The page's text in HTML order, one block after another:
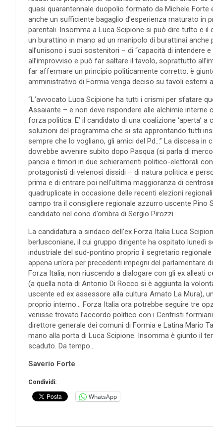
quasi quarantennale duopolio formato da Michele
anche un sufficiente bagaglio d’esperienza maturato in
parentali. Insomma a Luca Scipione si può dire tutto e
un burattino in mano ad un manipolo di burattinai
all’unisono i suoi sostenitori – di “capacità di intendere
all’improvviso e può far saltare il tavolo, soprattutto
far affermare un principio politicamente corretto: è
amministrativo di Formia venga deciso su tavoli esterni
“L’avvocato Luca Scipione ha tutti i crismi per sfatare
Assaiante – e non deve rispondere alle alchimie
forza politica. E’ il candidato di una coalizione ‘aperta’
soluzioni del programma che si sta approntando tutti
sempre che lo vogliano, gli amici del Pd…” La discesa
dovrebbe avvenire subito dopo Pasqua (si parla di
pancia e timori in due schieramenti politico-elettorali
protagonisti di velenosi dissidi – di natura politica e
prima e di entrare poi nell’ultima maggioranza di
quadruplicate in occasione delle recenti elezioni
campo tra il consigliere regionale azzurro uscente Pino
candidato nel cono d’ombra di Sergio Pirozzi.
La candidatura a sindaco dell’ex Forza Italia Luca
berlusconiane, il cui gruppo dirigente ha ospitato
industriale del sud-pontino proprio il segretario
appena un’ora per precedenti impegni del
Forza Italia, non riuscendo a dialogare con gli ex alleati
(a quella nota di Antonio Di Rocco si è aggiunta la
uscente ed ex assessore alla cultura Amato La Mura),
proprio interno… Forza Italia ora potrebbe seguire tre
venisse trovato l’accordo politico con i Centristi
direttore generale dei comuni di Formia e Latina Mario
mano alla porta di Luca Scipione. Insomma è giunto il
scaduto. Da tempo…
Saverio Forte
Condividi:
WhatsApp